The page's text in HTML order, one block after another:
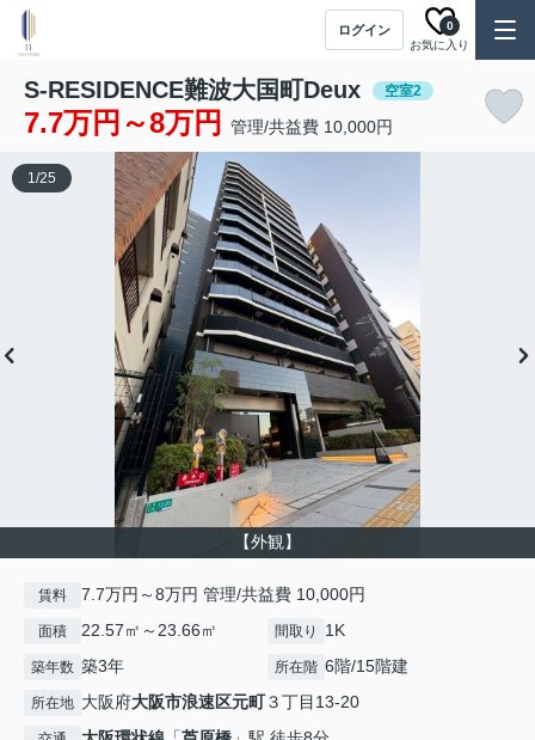
ログイン
お気に入り
0
S-RESIDENCE難波大国町Deux 空室2
7.7万円～8万円 管理/共益費 10,000円
【外観】
1/25
賃料 7.7万円～8万円 管理/共益費 10,000円
面積 22.57㎡～23.66㎡ 間取り 1K
築年数 築3年 所在階 6階/15階建
所在地 大阪府大阪市浪速区元町３丁目13‐20